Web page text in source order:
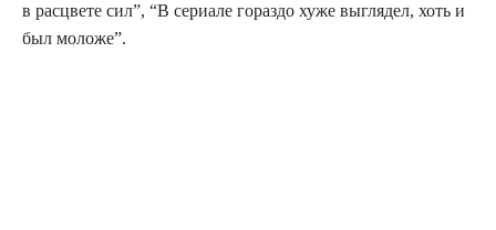
в расцвете сил”, “В сериале гораздо хуже выглядел, хоть и
был моложе”.